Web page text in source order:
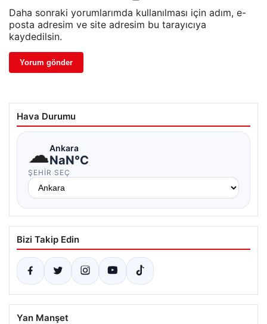
Daha sonraki yorumlarımda kullanılması için adım, e-
posta adresim ve site adresim bu tarayıcıya
kaydedilsin.
Hava Durumu
☁Ankara
NaN°C
ŞEHIR SEÇ
Bizi Takip Edin
Yan Manşet